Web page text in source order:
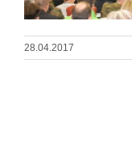
28.04.2017